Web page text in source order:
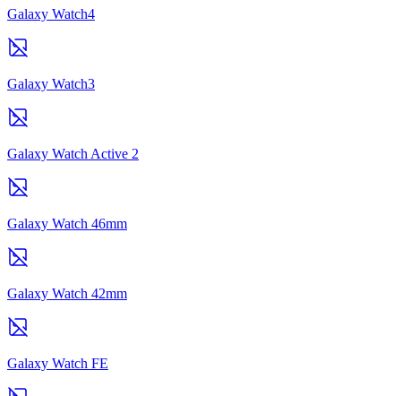
Galaxy Watch4
Galaxy Watch3
Galaxy Watch Active 2
Galaxy Watch 46mm
Galaxy Watch 42mm
Galaxy Watch FE